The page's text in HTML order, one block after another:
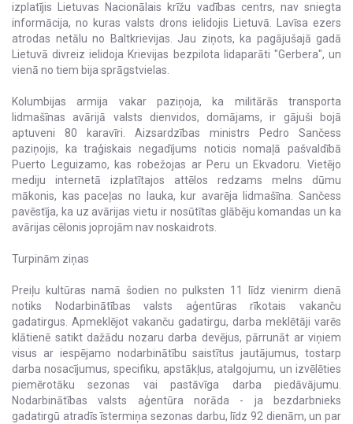
izplatījis Lietuvas Nacionālais krīžu vadības centrs, nav sniegta
informācija, no kuras valsts drons ielidojis Lietuvā. Lavīsa ezers
atrodas netālu no Baltkrievijas. Jau ziņots, ka pagājušajā gadā
Lietuvā divreiz ielidoja Krievijas bezpilota lidaparāti "Gerbera", un
vienā no tiem bija sprāgstvielas.
Kolumbijas armija vakar paziņoja, ka militārās transporta
lidmašīnas avārijā valsts dienvidos, domājams, ir gājuši bojā
aptuveni 80 karavīri. Aizsardzības ministrs Pedro Sančess
paziņojis, ka traģiskais negadījums noticis nomaļā pašvaldībā
Puerto Leguizamo, kas robežojas ar Peru un Ekvadoru. Vietējo
mediju internetā izplatītajos attēlos redzams melns dūmu
mākonis, kas paceļas no lauka, kur avarēja lidmašīna. Sančess
pavēstīja, ka uz avārijas vietu ir nosūtītas glābēju komandas un ka
avārijas cēlonis joprojām nav noskaidrots.
Turpinām ziņas
Preiļu kultūras namā šodien no pulksten 11 līdz vienirm dienā
notiks Nodarbinātības valsts aģentūras rīkotais vakanču
gadatirgus. Apmeklējot vakanču gadatirgu, darba meklētāji varēs
klātienē satikt dažādu nozaru darba devējus, pārrunāt ar viņiem
visus ar iespējamo nodarbinātību saistītus jautājumus, tostarp
darba nosacījumus, specifiku, apstākļus, atalgojumu, un izvēlēties
piemērotāku sezonas vai pastāvīga darba piedāvājumu.
Nodarbinātības valsts aģentūra norāda - ja bezdarbnieks
gadatirgū atradīs īstermiņa sezonas darbu, līdz 92 dienām, un par